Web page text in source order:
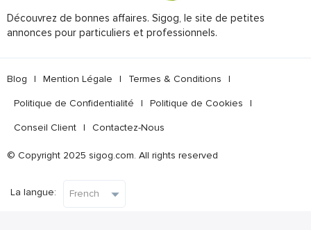
Découvrez de bonnes affaires. Sigog, le site de petites
annonces pour particuliers et professionnels.
Blog | Mention Légale | Termes & Conditions |
Politique de Confidentialité | Politique de Cookies |
Conseil Client | Contactez-Nous
© Copyright 2025 sigog.com. All rights reserved
La langue: